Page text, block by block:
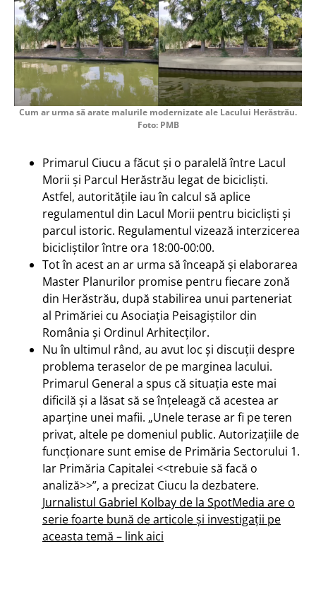
Cum ar urma să arate malurile modernizate ale Lacului Herăstrău.
Foto: PMB
Primarul Ciucu a făcut și o paralelă între Lacul
Morii și Parcul Herăstrău legat de bicicliști.
Astfel, autoritățile iau în calcul să aplice
regulamentul din Lacul Morii pentru bicicliști și
parcul istoric. Regulamentul vizează interzicerea
bicicliștilor între ora 18:00-00:00.
Tot în acest an ar urma să înceapă și elaborarea
Master Planurilor promise pentru fiecare zonă
din Herăstrău, după stabilirea unui parteneriat
al Primăriei cu Asociația Peisagiștilor din
România și Ordinul Arhitecților.
Nu în ultimul rând, au avut loc și discuții despre
problema teraselor de pe marginea lacului.
Primarul General a spus că situația este mai
dificilă și a lăsat să se înțeleagă că acestea ar
aparține unei mafii. „Unele terase ar fi pe teren
privat, altele pe domeniul public. Autorizațiile de
funcționare sunt emise de Primăria Sectorului 1.
Iar Primăria Capitalei <<trebuie să facă o
analiză>>”, a precizat Ciucu la dezbatere.
Jurnalistul Gabriel Kolbay de la SpotMedia are o
serie foarte bună de articole și investigații pe
aceasta temă – link aici